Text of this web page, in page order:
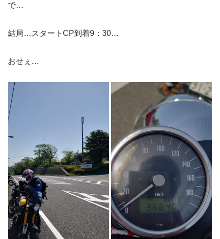
で…
結局…スタートCP到着9：30…
おせぇ…